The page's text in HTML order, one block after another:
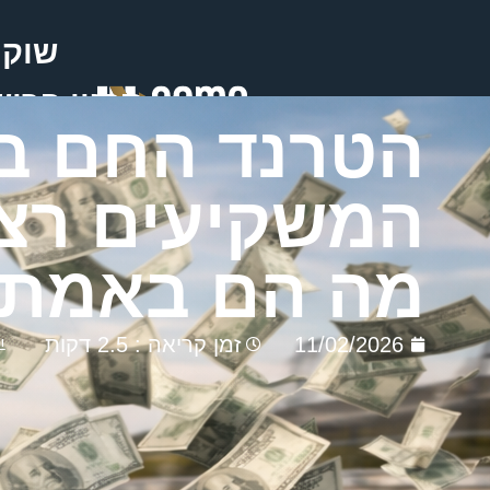
תכנון
הטרנד החם
המשקיעים
מה הם באמת
11/02/2026 זמן קריאה : 2.5 דקות